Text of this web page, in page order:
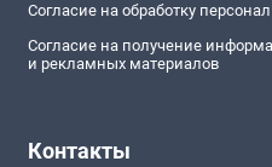
Согласие на обработку
Согласие на получение
и рекламных материалов
Контакты